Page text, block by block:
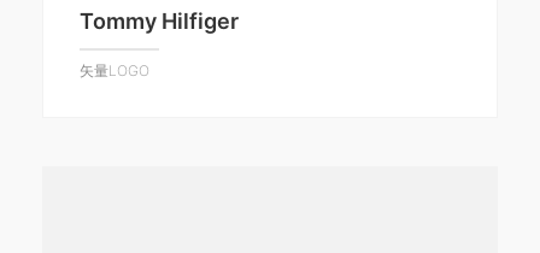
Tommy Hilfiger
矢量LOGO